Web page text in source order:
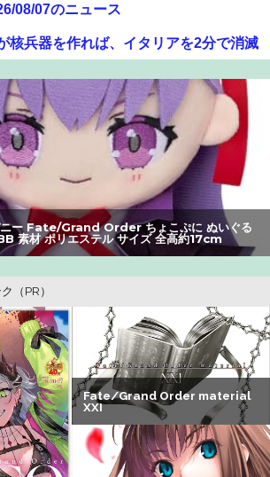
08/07のニュース
核兵器を作れば、イタリアを2分で消滅
際にプレイしたらわかるけどライザは
な目では見れないｗ」←これｗｗｗ
ース
酸、遂にライバルが登場するｗｗｗｗ
ガキ、名前がダサすぎるｗｗｗｗ ：
望シーン、ここで決まるwwww
女医、ガチで見つかる。めちゃくちゃ
08/04のニュース
美人女子アナと結婚wwwwwww
乳だから男水着で市民プールいったら
してやばいwwwwwwww」5万いいね
ニー Fate/Grand Order ちょこぷに ぬいぐる
素材 ポリエステル サイズ 全高約17cm